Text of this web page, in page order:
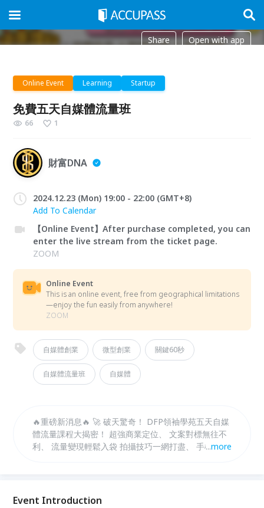
Share Open with app
Online Event Learning Startup
免費五天自媒體流量班
66 1
財富DNA
2024.12.23 (Mon) 19:00 - 22:00 (GMT+8)
Add To Calendar
【Online Event】After purchase completed, you can
enter the live stream from the ticket page.
ZOOM
Online Event
This is an online event, free from geographical limitations
—enjoy the fun easily from anywhere!
ZOOM
自媒體創業 微型創業 關鍵60秒
自媒體流量班 自媒體
🔥重磅新消息🔥 🚀 破天驚奇！ DFP領袖學苑五天自媒
體流量課程大揭密！ 超強商業定位、 文案對標無往不
利、 流量變現輕鬆入袋 拍攝技巧一網打盡、 手機剪輯
...more
Event Introduction